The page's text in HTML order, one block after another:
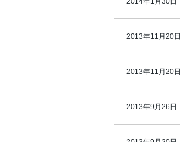
2013年11月20日
2013年11月20日
2013年9月26日